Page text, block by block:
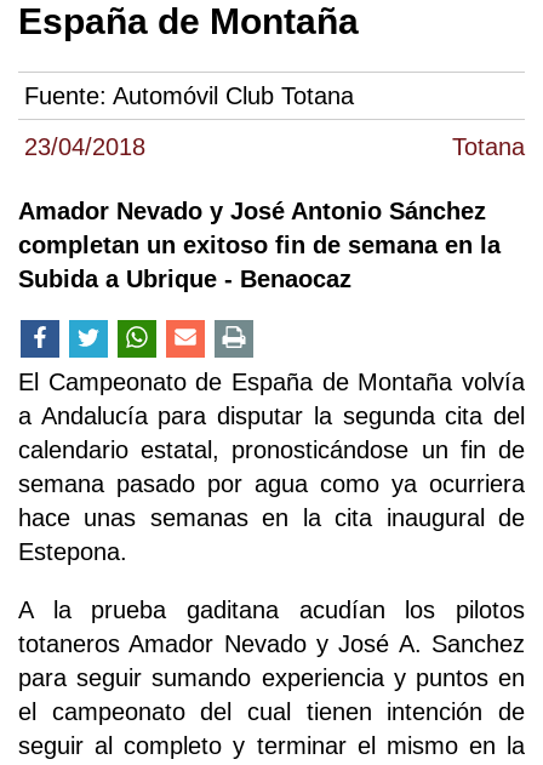
23/04/2018 Totana
España de Montaña
Fuente: Automóvil Club Totana
Amador Nevado y José Antonio Sánchez
completan un exitoso fin de semana en la
Subida a Ubrique - Benaocaz
El Campeonato de España de Montaña volvía
a Andalucía para disputar la segunda cita del
calendario estatal, pronosticándose un fin de
semana pasado por agua como ya ocurriera
hace unas semanas en la cita inaugural de
Estepona.
A la prueba gaditana acudían los pilotos
totaneros Amador Nevado y José A. Sanchez
para seguir sumando experiencia y puntos en
el campeonato del cual tienen intención de
seguir al completo y terminar el mismo en la